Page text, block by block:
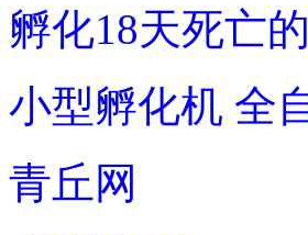
孵化18天死亡
小型孵化机 全
青丘网